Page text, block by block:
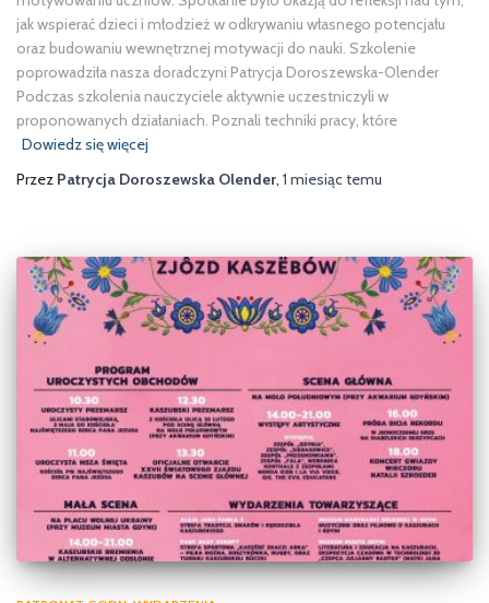
jak wspierać dzieci i młodzież w odkrywaniu własnego potencjału
oraz budowaniu wewnętrznej motywacji do nauki. Szkolenie
poprowadziła nasza doradczyni Patrycja Doroszewska-Olender
Podczas szkolenia nauczyciele aktywnie uczestniczyli w
proponowanych działaniach. Poznali techniki pracy, które
Dowiedz się więcej
Przez Patrycja Doroszewska Olender, 1 miesiąctemu